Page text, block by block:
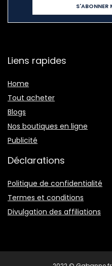
Liens rapides
Home
Tout acheter
Blogs
Nos boutiques en ligne
Publicité
Déclarations
Politique de confidentialité
Termes et conditions
Divulgation des affiliations